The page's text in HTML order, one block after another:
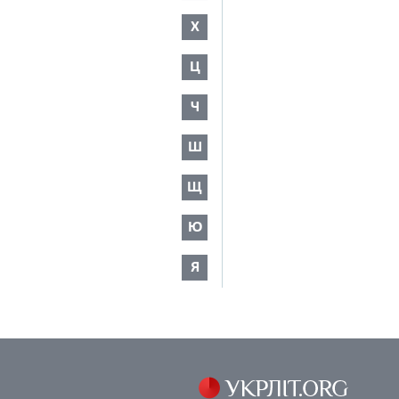
Х
Ц
Ч
Ш
Щ
Ю
Я